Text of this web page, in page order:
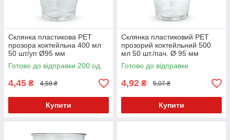
Склянка пластикова PET
прозора коктейльна 400 мл
50 шт/уп Ø95 мм
Готово до відправки 200 од.
4,45 ₴ 4,59 ₴
Купити
Склянка пластиковий PET
прозорий коктейльний 500
мл 50 шт./пач. Ø 95 мм
(кришка 012505, 012506,
012507, 012508, 012509)
Готово до відправки
4,92 ₴ 5,07 ₴
Купити